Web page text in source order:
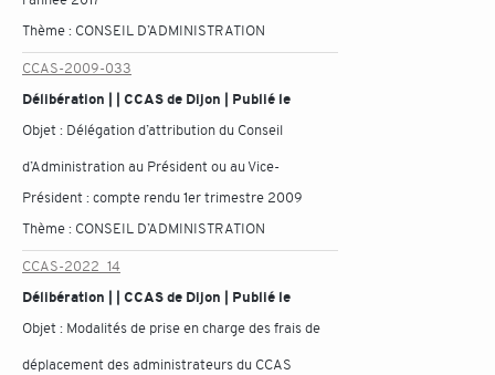
Thème : CONSEIL D’ADMINISTRATION
CCAS-2009-033
Délibération | | CCAS de Dijon | Publié le
Objet : Délégation d’attribution du Conseil
d’Administration au Président ou au Vice-
Président : compte rendu 1er trimestre 2009
Thème : CONSEIL D’ADMINISTRATION
CCAS-2022_14
Délibération | | CCAS de Dijon | Publié le
Objet : Modalités de prise en charge des frais de
déplacement des administrateurs du CCAS